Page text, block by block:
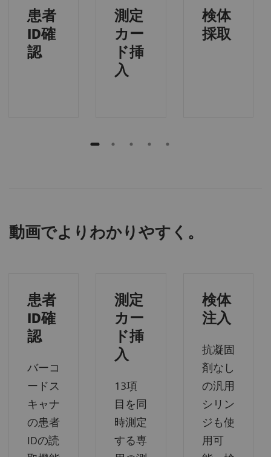
患者
ID確
認
測定
カー
ド挿
入
検体
採取
動画でよりわかりやすく。
患者
ID確
認
バーコ
ードス
キャナ
の患者
IDの読
測定
カー
ド挿
入
13項
目を同
時測定
する専
検体
注入
抗凝固
剤なし
の汎用
シリン
ジも使
用可